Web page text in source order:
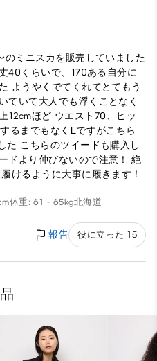
ミニスカを販売していました
40くらいで、170ある自分に
ようやくでてくれてとてもう
ていて大人でも浮くことなく
12cmほど ウエスト70、ヒッ
るまでもなくLですがこちら
た こちらのツイードも購入し
ドより伸びないので注意！ 絶
けるように大事に履きます！
体重: 61 - 65kg北海道
報告 役に立った 15